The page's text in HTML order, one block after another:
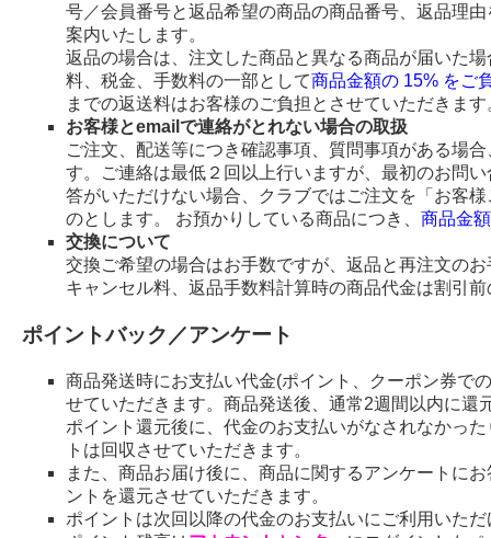
号／会員番号と返品希望の商品の商品番号、返品理
案内いたします。
返品の場合は、注文した商品と異なる商品が届いた
料、税金、手数料の一部として商品金額の 15% をご
までの返送料はお客様のご負担とさせていただきます
お客様とemailで連絡がとれない場合の取扱
ご注文、配送等につき確認事項、質問事項がある場
す。ご連絡は最低２回以上行いますが、最初のお問
答がいただけない場合、クラブではご注文を「お客
のとします。 お預かりしている商品につき、 商品金
交換について
交換ご希望の場合はお手数ですが、返品と再注文の
キャンセル料、返品手数料計算時の商品代金は割引
ポイントバック／アンケート
商品発送時にお支払い代金(ポイント、クーポン券で
せていただきます。商品発送後、通常2週間以内に還
ポイント還元後に、代金のお支払いがなされなかっ
トは回収させていただきます。
また、商品お届け後に、商品に関するアンケートに
ントを還元させていただきます。
ポイントは次回以降の代金のお支払いにご利用いた